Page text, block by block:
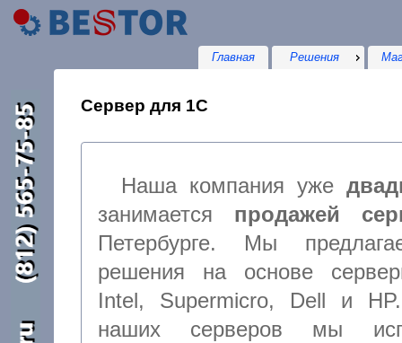
Главная Решения
Сервер для 1С
Наша компания уже
занимается продажей
Петербурге. Мы
решения на основе
Intel, Supermicro, Dell и
наших серверов мы